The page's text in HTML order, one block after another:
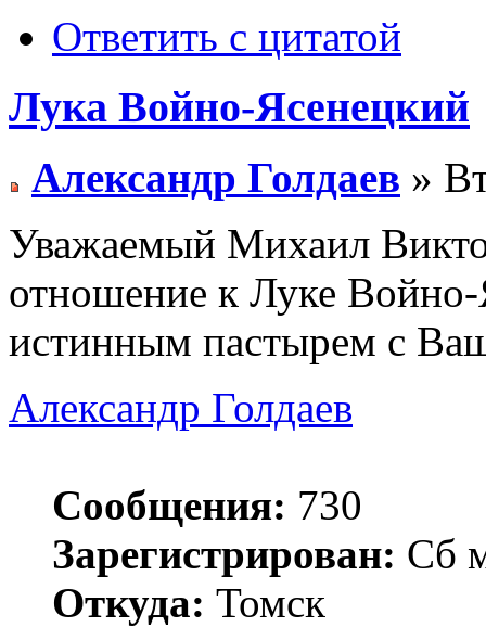
Ответить с цитатой
Лука Войно-Ясенецкий
Александр Голдаев »
Уважаемый Михаил
отношение к Луке
истинным пастырем с
Александр Голдаев
Сообщения: 730
Зарегистрирован: Сб
Откуда: Томск